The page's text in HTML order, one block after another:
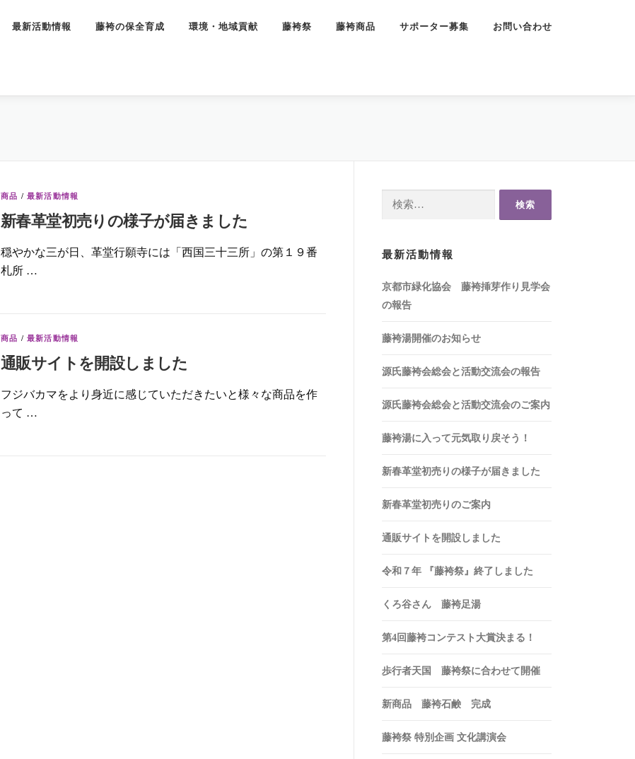
最新活動情報 藤袴の保全育成 環境・地域貢献 藤袴祭 藤袴商品 サポーター募集 お問い合わせ
商品 /最新活動情報
新春革堂初売りの様子が届きました
穏やかな三が日、革堂行願寺には「西国三十三所」の第１９番
札所 …
商品 /最新活動情報
通販サイトを開設しました
フジバカマをより身近に感じていただきたいと様々な商品を作
って …
最新活動情報
京都市緑化協会 藤袴挿芽作り見学会
の報告
藤袴湯開催のお知らせ
源氏藤袴会総会と活動交流会の報告
源氏藤袴会総会と活動交流会のご案内
藤袴湯に入って元気取り戻そう！
新春革堂初売りの様子が届きました
新春革堂初売りのご案内
通販サイトを開設しました
令和７年 『藤袴祭』終了しました
くろ谷さん 藤袴足湯
第4回藤袴コンテスト大賞決まる！
歩行者天国 藤袴祭に合わせて開催
新商品 藤袴石鹸 完成
藤袴祭 特別企画 文化講演会